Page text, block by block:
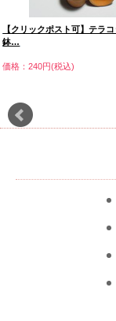
【クリックポスト可】テラ
鉢…
価格：240円(税込)